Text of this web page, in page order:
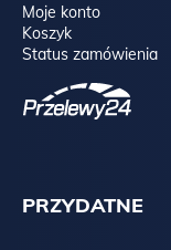
Moje konto
Koszyk
Status zamówienia
PRZYDATNE